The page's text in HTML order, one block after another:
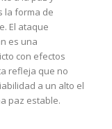
la forma de
El ataque
es una
con efectos
refleja que no
a un alto el
paz estable.